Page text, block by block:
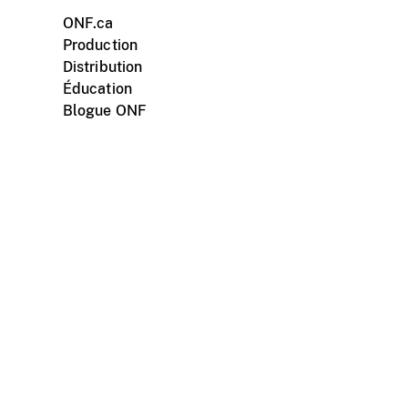
ONF.ca
Production
Distribution
Éducation
Blogue ONF